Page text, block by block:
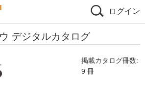
ログイン
デジタルカタログ
掲載カタログ冊数:
9 冊